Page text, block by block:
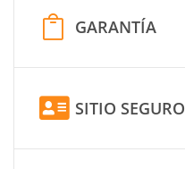
GARANTÍA
SITIO SEGURO